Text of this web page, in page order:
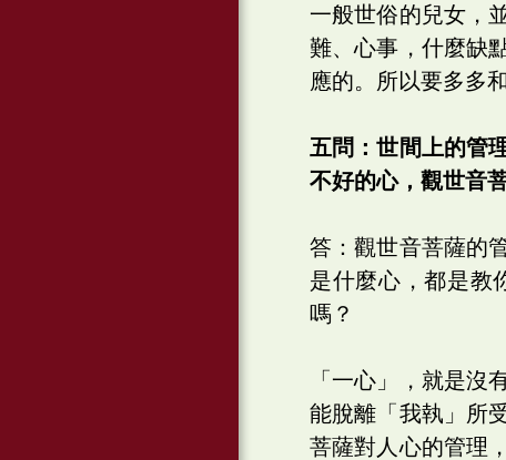
一般世俗的兒女，
難、心事，什麼缺
應的。所以要多多
五問：世間上的管
不好的心，觀世音
答：觀世音菩薩的
是什麼心，都是教
嗎？
「一心」，就是
能脫離「我執」所
菩薩對人心的管理